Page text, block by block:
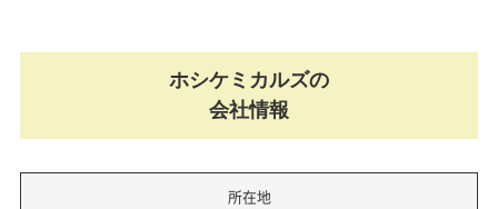
ホシケミカルズの
会社情報
所在地